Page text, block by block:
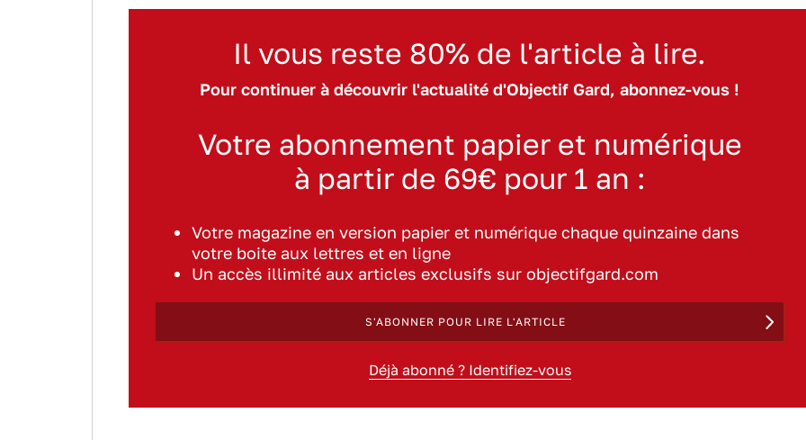
Il vous reste 80% de l'article à lire.
Pour continuer à découvrir l'actualité d'Objectif Gard, abonnez-vous !
Votre abonnement papier et numérique
à partir de 69€ pour 1 an :
Votre magazine en version papier et numérique chaque quinzaine dans
votre boite aux lettres et en ligne
Un accès illimité aux articles exclusifs sur objectifgard.com
S'ABONNER POUR LIRE L'ARTICLE
Déjà abonné ? Identifiez-vous